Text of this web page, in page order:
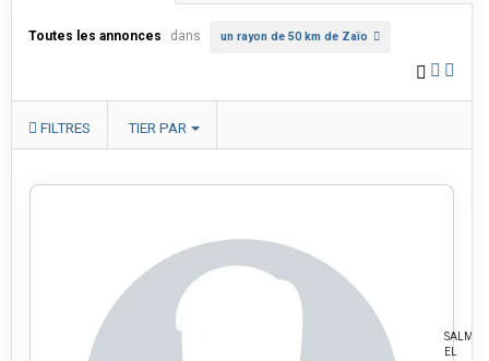
Toutes les annonces dans un rayon de 50 km de Zaïo
FILTRES TIER PAR
SALMA
EL